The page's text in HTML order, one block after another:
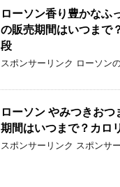
ローソン香り豊かなふ
の販売期間はいつまで
段
スポンサーリンク ローソン
ローソン やみつきお
期間はいつまで？カロ
スポンサーリンク スポンサ